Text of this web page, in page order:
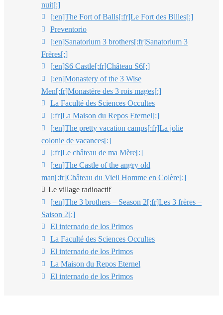
nuit[:]
[:en]The Fort of Balls[:fr]Le Fort des Billes[:]
Preventorio
[:en]Sanatorium 3 brothers[:fr]Sanatorium 3
Frères[:]
[:en]S6 Castle[:fr]Château S6[:]
[:en]Monastery of the 3 Wise
Men[:fr]Monastère des 3 rois mages[:]
La Faculté des Sciences Occultes
[:fr]La Maison du Repos Eternel[:]
[:en]The pretty vacation camps[:fr]La jolie
colonie de vacances[:]
[:fr]Le château de ma Mère[:]
[:en]The Castle of the angry old
man[:fr]Château du Vieil Homme en Colère[:]
Le village radioactif
[:en]The 3 brothers – Season 2[:fr]Les 3 frères –
Saison 2[:]
El internado de los Primos
La Faculté des Sciences Occultes
El internado de los Primos
La Maison du Repos Eternel
El internado de los Primos